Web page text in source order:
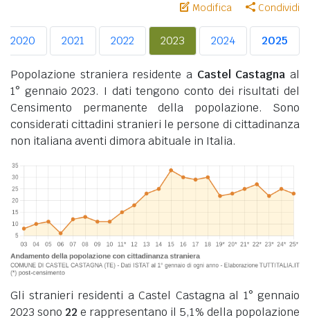
Modifica Condividi
2020 2021 2022 2023 2024 2025
Popolazione straniera residente a Castel Castagna al
1° gennaio 2023. I dati tengono conto dei risultati del
Censimento permanente della popolazione. Sono
considerati cittadini stranieri le persone di cittadinanza
non italiana aventi dimora abituale in Italia.
Gli stranieri residenti a Castel Castagna al 1° gennaio
2023 sono 22 e rappresentano il 5,1% della popolazione